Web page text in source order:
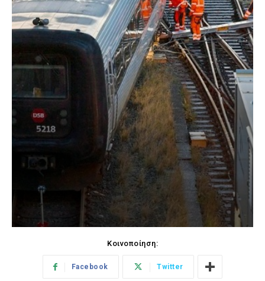
Κοινοποίηση:
Facebook Twitter